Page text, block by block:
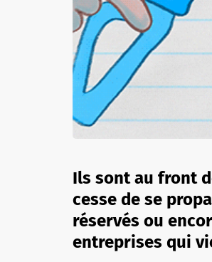
Ils sont au front
cesse de se
réservés ou
entreprises qui